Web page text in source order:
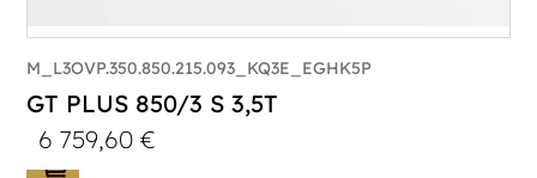
M_L3OVP.350.850.215.093_KQ3E_EGHK5P
GT PLUS 850/3 S 3,5T
6 759,60€